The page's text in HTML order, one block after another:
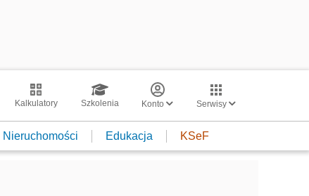
Kalkulatory Szkolenia Konto Serwisy
Nieruchomości Edukacja KSeF